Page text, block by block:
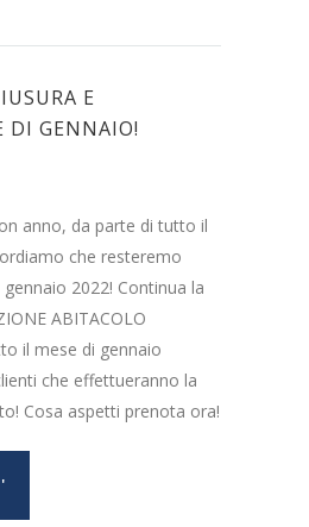
E
DI GENNAIO!
anno, da parte di tutto il
che resteremo
gennaio 2022! Continua la
ABITACOLO
il mese di gennaio
che effettueranno la
Cosa aspetti prenota ora!